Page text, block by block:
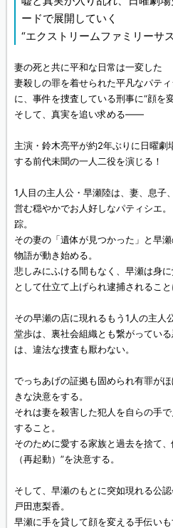
ードで展開していく
“エクストリームファミリーサ
妻の死と共に平和な日常は一変した
妻殺しの罪を着せられた平凡なパテ
に、事件を捜査している刑事に“顔を
そして、真実を追い求める——
主演・鈴木亮平が約2年ぶりに日曜劇
する前代未聞の一人二役を演じる！
1人目の主人公・早瀬陸は、妻、息子
営む穏やかでお人好しなパティシエ
踪。
その妻の「遺体が見つかった」と早
物語が動き始める。
悲しみにふける間もなく、早瀬は身
として仕立て上げられ逮捕されるこ
その早瀬の店に現れるもう1人の主人
堂歩は、裏社会組織とも繋がってい
は、違法な捜査も厭わない。
でっちあげの証拠も固められ有罪が
きな決意をする。
それは妻を殺害した犯人を自らの手
すること。
そのために愛する家族と過去を捨て
（再起動）”を決意する。
そして、早瀬のもとに突如現れる公
戸田恵梨香。
早瀬に手を貸して顔を変える手伝い